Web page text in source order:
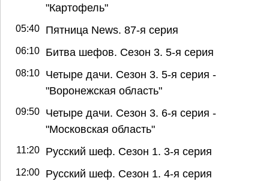
"Картофель"
05:40 Пятница News. 87-я серия
06:10 Битва шефов. Сезон 3. 5-я серия
08:10
Четыре дачи. Сезон 3. 5-я серия -
"Воронежская область"
09:50
Четыре дачи. Сезон 3. 6-я серия -
"Московская область"
11:20 Русский шеф. Сезон 1. 3-я серия
12:00 Русский шеф. Сезон 1. 4-я серия